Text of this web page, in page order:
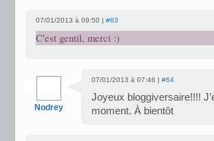
07/01/2013 à 09:50 | #63
C'est gentil, merci :)
Nodrey
07/01/2013 à 07:46 | #64
Joyeux bloggiversaire!!!!
moment. À bientôt